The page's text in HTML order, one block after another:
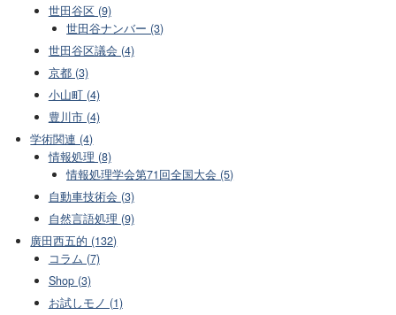
世田谷区 (9)
世田谷ナンバー (3)
世田谷区議会 (4)
京都 (3)
小山町 (4)
豊川市 (4)
学術関連 (4)
情報処理 (8)
情報処理学会第71回全国大会 (5)
自動車技術会 (3)
自然言語処理 (9)
廣田西五的 (132)
コラム (7)
Shop (3)
お試しモノ (1)